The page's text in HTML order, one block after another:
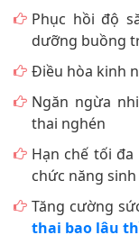
Phục hồi độ
dưỡng buồng
Điều hòa kinh
Ngăn ngừa
thai nghén
Hạn chế tối
chức năng sinh
Tăng cường
thai bao lâu